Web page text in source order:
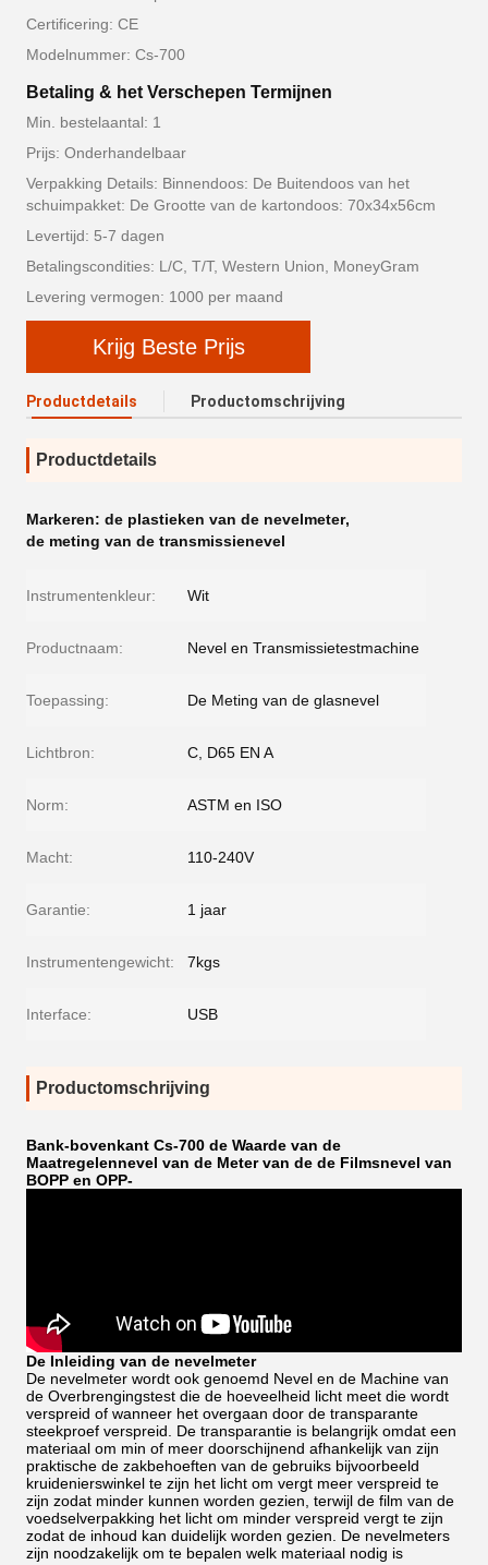
Certificering: CE
Modelnummer: Cs-700
Betaling & het Verschepen Termijnen
Min. bestelaantal: 1
Prijs: Onderhandelbaar
Verpakking Details: Binnendoos: De Buitendoos van het
schuimpakket: De Grootte van de kartondoos: 70x34x56cm
Levertijd: 5-7 dagen
Betalingscondities: L/C, T/T, Western Union, MoneyGram
Levering vermogen: 1000 per maand
Krijg Beste Prijs
Productdetails Productomschrijving
Productdetails
Markeren: de plastieken van de nevelmeter,
de meting van de transmissienevel
Instrumentenkleur: Wit
Productnaam: Nevel en Transmissietestmachine
Toepassing: De Meting van de glasnevel
Lichtbron: C, D65 EN A
Norm: ASTM en ISO
Macht: 110-240V
Garantie: 1 jaar
Instrumentengewicht: 7kgs
Interface: USB
Productomschrijving
Bank-bovenkant Cs-700 de Waarde van de
Maatregelennevel van de Meter van de de Filmsnevel van
BOPP en OPP-
De Inleiding van de nevelmeter
De nevelmeter wordt ook genoemd Nevel en de Machine van
de Overbrengingstest die de hoeveelheid licht meet die wordt
verspreid of wanneer het overgaan door de transparante
steekproef verspreid. De transparantie is belangrijk omdat een
materiaal om min of meer doorschijnend afhankelijk van zijn
praktische de zakbehoeften van de gebruiks bijvoorbeeld
kruidenierswinkel te zijn het licht om vergt meer verspreid te
zijn zodat minder kunnen worden gezien, terwijl de film van de
voedselverpakking het licht om minder verspreid vergt te zijn
zodat de inhoud kan duidelijk worden gezien. De nevelmeters
zijn noodzakelijk om te bepalen welk materiaal nodig is